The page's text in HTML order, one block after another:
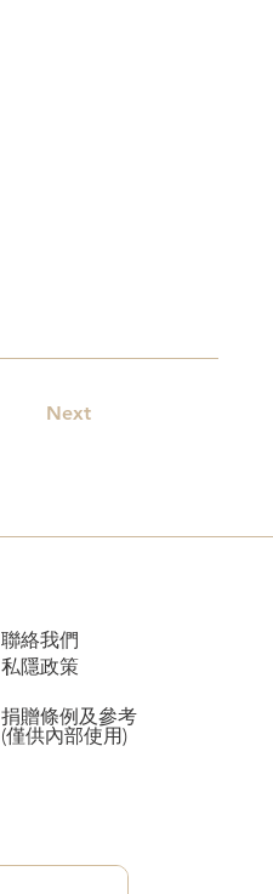
Next
聯絡我們
私隱政策
捐贈條例及參考
(僅供內部使用)